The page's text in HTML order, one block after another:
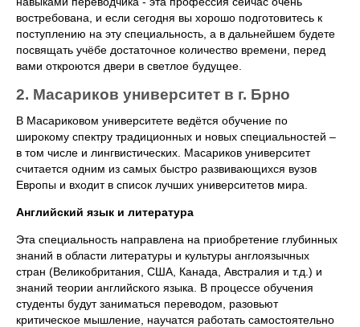
востребована, и если сегодня вы хорошо подготовитесь к
поступлению на эту специальность, а в дальнейшем будете
посвящать учёбе достаточное количество времени, перед
вами откроются двери в светлое будущее.
2. Масариков университет в г. Брно
В Масариковом университете ведётся обучение по
широкому спектру традиционных и новых специальностей –
в том числе и лингвистических. Масариков университет
считается одним из самых быстро развивающихся вузов
Европы и входит в список лучших университетов мира.
Английский язык и литература
Эта специальность направлена на приобретение глубинных
знаний в области литературы и культуры англоязычных
стран (Великобритания, США, Канада, Австралия и т.д.) и
знаний теории английского языка. В процессе обучения
студенты будут заниматься переводом, разовьют
критическое мышление, научатся работать самостоятельно